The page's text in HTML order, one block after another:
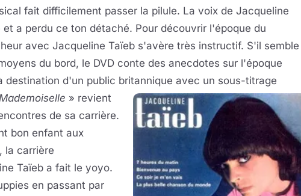
fait difficilement passer la pilule. La voix de Jacqueline
a perdu ce ton détaché. Pour découvrir l'époque du
avec Jacqueline Taïeb s'avère très instructif. S'il semble
du bord, le DVD conte des anecdotes sur l'époque
destination d'un public britannique avec un sous-titrage
» revient
de sa carrière.
bon enfant aux
la carrière
Taïeb a fait le yoyo.
en passant par